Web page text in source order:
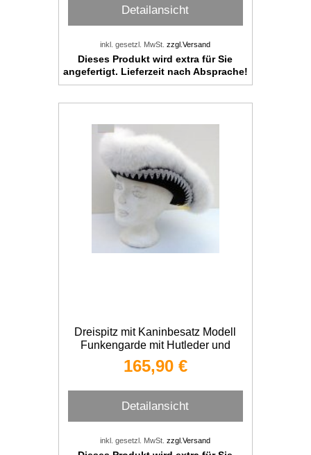
Detailansicht
inkl. gesetzl. MwSt.zzgl.Versand
Dieses Produkt wird extra für Sie
angefertigt. Lieferzeit nach Absprache!
Dreispitz mit Kaninbesatz Modell
Funkengarde mit Hutleder und
Kronenborte
165,90 €
Detailansicht
inkl. gesetzl. MwSt.zzgl.Versand